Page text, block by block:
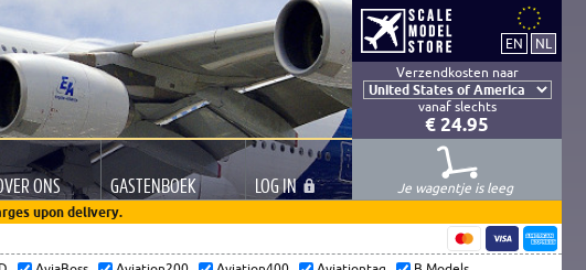
Verzendkosten naar
vanaf slechts
€ 24.95
ONS GASTENBOEK LOGIN
Je wagentje is leeg
upon delivery.